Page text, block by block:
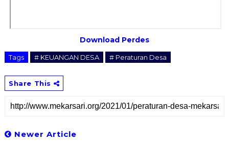
Download Perdes
Tags # KEUANGAN DESA # Peraturan Desa
Share This
Newer Article